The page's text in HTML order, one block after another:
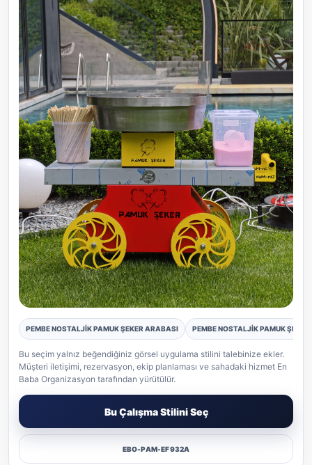
Pamuk Şeker gerçek etkinlik uygulaması
PEMBE NOSTALJİK PAMUK ŞEKER ARABASI PEMBE NOSTALJİK PAMUK
Bu seçim yalnız beğendiğiniz görsel uygulama stilini talebinize ekler.
Müşteri iletişimi, rezervasyon, ekip planlaması ve sahadaki hizmet En
Baba Organizasyon tarafından yürütülür.
Bu Çalışma Stilini Seç
EBO-PAM-EF932A